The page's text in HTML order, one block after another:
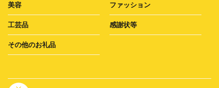
美容 ファッション
工芸品 感謝状等
その他のお礼品